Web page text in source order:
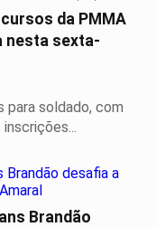
da PMMA
nesta sexta-
para soldado, com
Brandão